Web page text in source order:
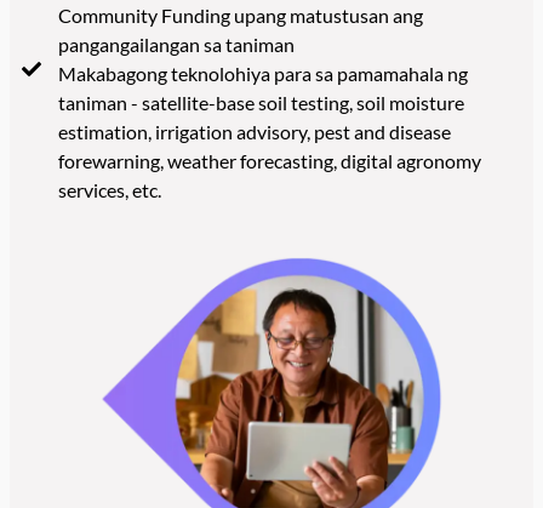
Community Funding upang matustusan ang
pangangailangan sa taniman
Makabagong teknolohiya para sa pamamahala ng
taniman - satellite-base soil testing, soil moisture
estimation, irrigation advisory, pest and disease
forewarning, weather forecasting, digital agronomy
services, etc.